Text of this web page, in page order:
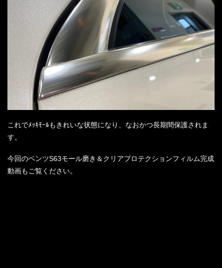
これでﾒｯｷﾓｰﾙもきれいな状態になり、なおかつ長期間保護されま
す。
今回のベンツS63モール磨き＆クリアプロテクションフィルム完成
動画もご覧ください。